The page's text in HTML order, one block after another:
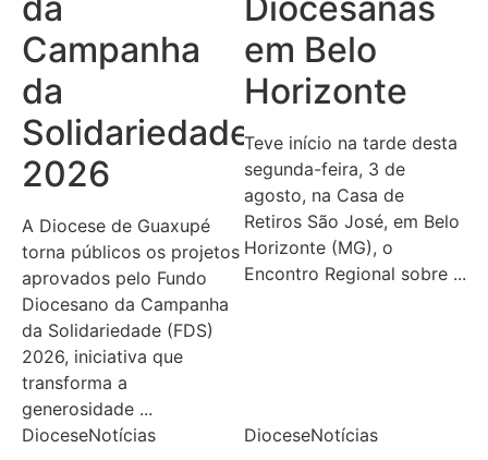
Campanha
da
Solidariedade
2026
A Diocese de Guaxupé
torna públicos os projetos
aprovados pelo Fundo
Diocesano da Campanha
da Solidariedade (FDS)
2026, iniciativa que
transforma a
generosidade ...
em Belo
Horizonte
Teve início na tarde desta
segunda-feira, 3 de
agosto, na Casa de
Retiros São José, em Belo
Horizonte (MG), o
Encontro Regional sobre ...
DioceseNotícias DioceseNotícias